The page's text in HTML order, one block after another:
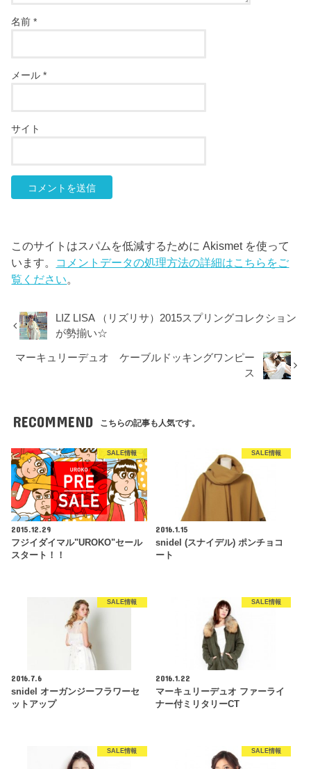
名前*
メール*
サイト
このサイトはスパムを低減するために Akismet を使って
います。 コメントデータの処理方法の詳細はこちらをご
覧ください。
LIZ LISA （リズリサ）2015スプリングコレクション
が勢揃い☆
マーキュリーデュオ ケーブルドッキングワンピー
ス
RECOMMEND こちらの記事も人気です。
SALE情報
2015.12.29
フジイダイマル"UROKO"セール
スタート！！
SALE情報
2016.1.15
snidel (スナイデル) ポンチョコ
ート
SALE情報
2016.7.6
snidel オーガンジーフラワーセ
ットアップ
SALE情報
2016.1.22
マーキュリーデュオ ファーライ
ナー付ミリタリーCT
SALE情報 SALE情報